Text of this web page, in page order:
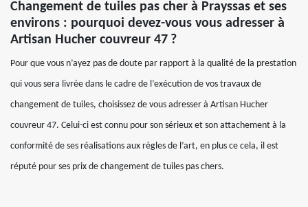
Changement de tuiles pas cher à Prayssas et ses
environs : pourquoi devez-vous vous adresser à
Artisan Hucher couvreur 47 ?
Pour que vous n’ayez pas de doute par rapport à la qualité de la prestation
qui vous sera livrée dans le cadre de l’exécution de vos travaux de
changement de tuiles, choisissez de vous adresser à Artisan Hucher
couvreur 47. Celui-ci est connu pour son sérieux et son attachement à la
conformité de ses réalisations aux règles de l’art, en plus ce cela, il est
réputé pour ses prix de changement de tuiles pas chers.